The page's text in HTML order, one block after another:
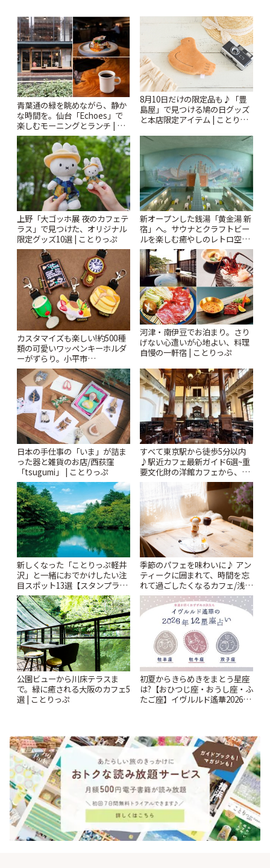
青葉通の緑を眺めながら、静か
な時間を。仙台「Echoes」で
楽しむモーニングとランチ | こ
とりっぷ
8月10日だけの限定品も♪「豊
島屋」で見つける鳩の日グッズ
と本店限定アイテム | ことりっ
上野「大ゴッホ展 夜のカフェテ
ラス」で見つけた、オリジナル
限定グッズ10選 | ことりっぷ
新オープンした銭湯「黄金湯 新
宿」へ。サウナとクラフトビー
ルを楽しむ癒やしのレトロ空間
| ことりっぷ
カスタマイズも楽しい!約500種
類の可愛いワッペンキーホルダ
ーがずらり。小平市
「Kimamaya T&K」 | ことりっ
ぷ
河津・南伊豆でお泊まり。さり
げない心遣いが心地よい、料理
自慢の一軒宿 | ことりっぷ
日本の手仕事の「いま」が詰ま
った器と雑貨のお店/西荻窪
「tsugumi」 | ことりっぷ
すべて東京駅から徒歩5分以内
♪駅近カフェ最新ガイド6選~重
要文化財の洋館カフェから、改
札すぐのレトロ喫茶まで~ | こと
りっぷ
新しくなった「ことりっぷ軽井
沢」と一緒におでかけしたい注
目スポット13選【スタンプラリ
ー開催中】 | ことりっぷ
季節のパフェを味わいに♪ アン
ティークに囲まれて、時間を忘
れて過ごしたくなるカフェ/浅草
「annorum cafe」 | ことりっぷ
公園ビューから川床テラスま
で。緑に癒される大阪のカフェ5
選 | ことりっぷ
初夏からきらめきをまとう星座
は?【おひつじ座・おうし座・ふ
たご座】イヴルルド遙華2026年